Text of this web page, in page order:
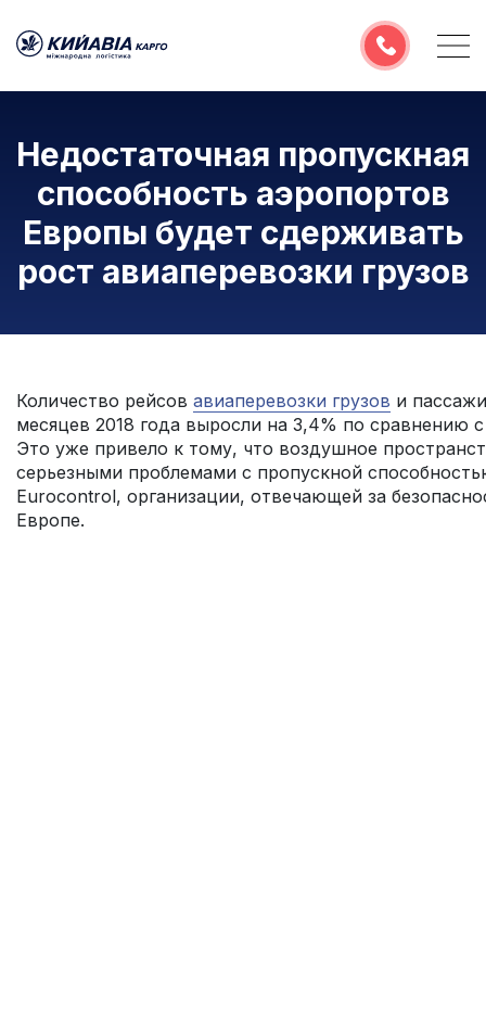
РУС УКР ENG
Услуги
География перевозок
Полезная информация
Недостаточная пропускная
способность аэропортов
Европы будет сдерживать
рост авиаперевозки грузов
Количество рейсов авиаперевозки грузов и
месяцев 2018 года выросли на 3,4% по сравнению
Это уже привело к тому, что воздушное
серьезными проблемами с пропускной
Eurocontrol, организации, отвечающей за
Европе.